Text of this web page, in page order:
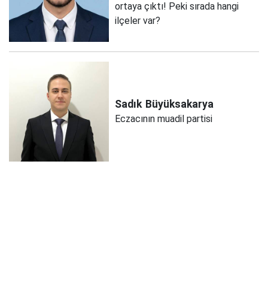
ortaya çıktı! Peki sırada hangi
ilçeler var?
Sadık Büyüksakarya
Eczacının muadil partisi